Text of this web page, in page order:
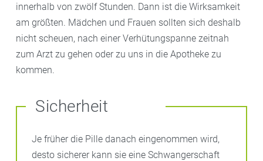
innerhalb von zwölf Stunden. Dann ist die Wirksamkeit
am größten. Mädchen und Frauen sollten sich deshalb
nicht scheuen, nach einer Verhütungspanne zeitnah
zum Arzt zu gehen oder zu uns in die Apotheke zu
kommen.
Sicherheit
Je früher die Pille danach eingenommen wird,
desto sicherer kann sie eine Schwangerschaft